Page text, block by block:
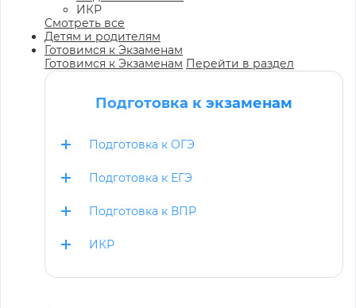
ИКР
Смотреть все
Детям и родителям
Готовимся к Экзаменам
Готовимся к Экзаменам Перейти в раздел
Подготовка к экзаменам
Подготовка к ОГЭ
Подготовка к ЕГЭ
Подготовка к ВПР
ИКР